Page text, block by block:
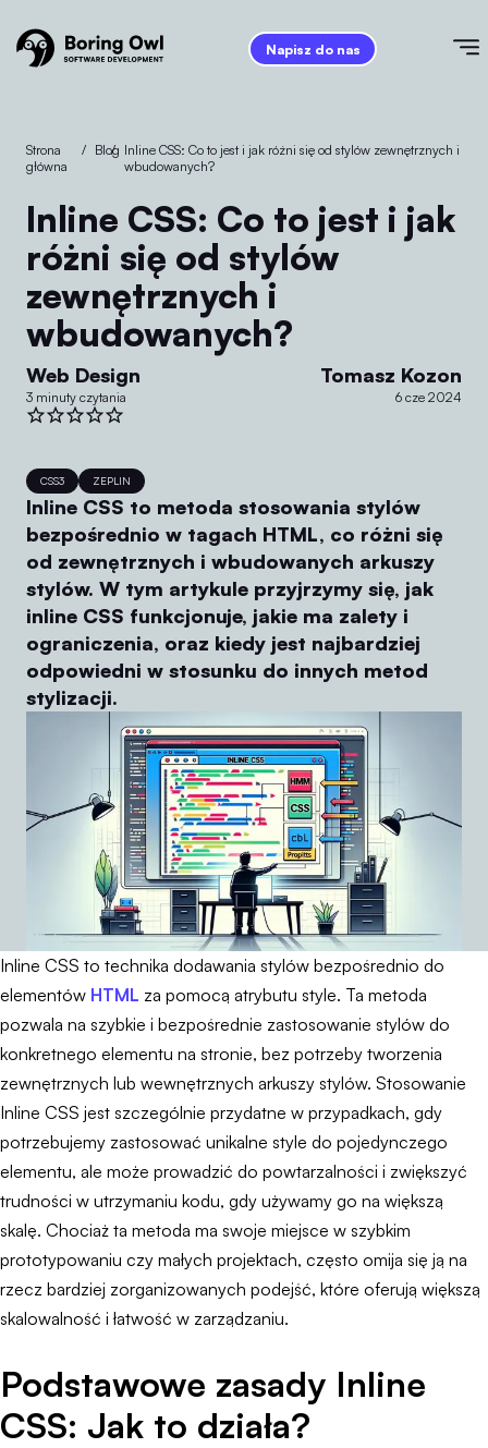
Napisz do nas
Strona
główna
/ Blog
/ Inline CSS: Co to jest i jak różni się od stylów zewnętrznych i
wbudowanych?
Inline CSS: Co to jest i jak
różni się od stylów
zewnętrznych i
wbudowanych?
Web Design
3 minuty czytania
Tomasz Kozon
6 cze 2024
CSS3 ZEPLIN
Inline CSS to metoda stosowania stylów
bezpośrednio w tagach HTML, co różni się
od zewnętrznych i wbudowanych arkuszy
stylów. W tym artykule przyjrzymy się, jak
inline CSS funkcjonuje, jakie ma zalety i
ograniczenia, oraz kiedy jest najbardziej
odpowiedni w stosunku do innych metod
stylizacji.
Inline CSS to technika dodawania stylów bezpośrednio do
elementów HTML za pomocą atrybutu style. Ta metoda
pozwala na szybkie i bezpośrednie zastosowanie stylów do
konkretnego elementu na stronie, bez potrzeby tworzenia
zewnętrznych lub wewnętrznych arkuszy stylów. Stosowanie
Inline CSS jest szczególnie przydatne w przypadkach, gdy
potrzebujemy zastosować unikalne style do pojedynczego
elementu, ale może prowadzić do powtarzalności i zwiększyć
trudności w utrzymaniu kodu, gdy używamy go na większą
skalę. Chociaż ta metoda ma swoje miejsce w szybkim
prototypowaniu czy małych projektach, często omija się ją na
rzecz bardziej zorganizowanych podejść, które oferują większą
skalowalność i łatwość w zarządzaniu.
Podstawowe zasady Inline
CSS: Jak to działa?